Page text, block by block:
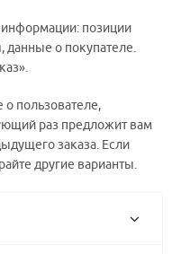
информации: позиции
о покупателе.
пользователе,
раз предложит вам
заказа. Если
другие варианты.